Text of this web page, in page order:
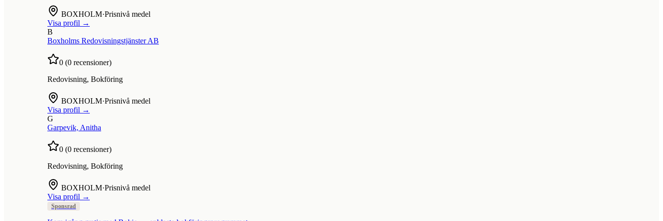
BOXHOLM·Prisnivå medel
Visa profil →
B
Boxholms Redovisningstjänster AB
0 (0 recensioner)
Redovisning, Bokföring
BOXHOLM·Prisnivå medel
Visa profil →
G
Garpevik, Anitha
0 (0 recensioner)
Redovisning, Bokföring
BOXHOLM·Prisnivå medel
Visa profil →
Sponsrad